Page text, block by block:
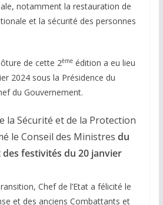
notamment la restauration de
et la sécurité des personnes
de cette 2èmeédition a eu lieu
2024 sous la Présidence du
du Gouvernement.
la Sécurité et de la Protection
le Conseil des Ministres du
festivités du 20 janvier
Chef de l’Etat a félicité le
et des anciens Combattants et